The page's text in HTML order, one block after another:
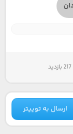
217 بازدید
ارسال به توییتر